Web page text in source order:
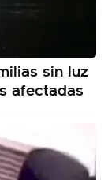
sin luz
afectadas